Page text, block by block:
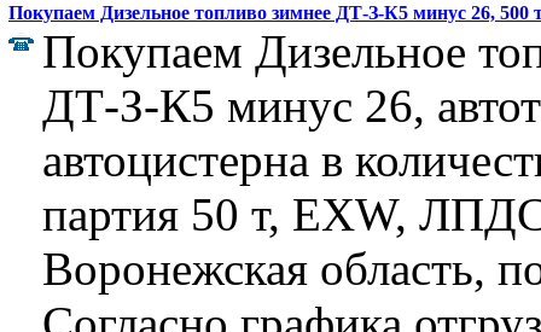
Покупаем Дизельное топливо зимнее ДТ-З-К5 минус 26, 500
Покупаем Дизельное
ДТ-З-К5 минус 26,
автоцистерна в
партия 50 т, EXW,
Воронежская область,